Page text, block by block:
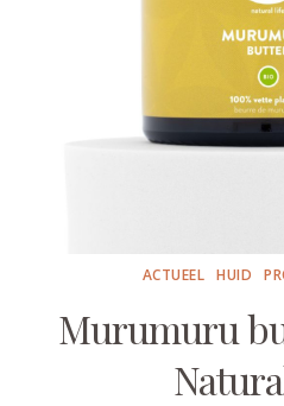
ACTUEEL HUID
Murumuru